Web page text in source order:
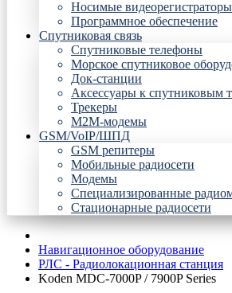
Носимые видеорегистраторы
Программное обеспечение
Спутниковая связь
Спутниковые телефоны
Морское спутниковое
Док-станции
Аксессуары к спутниковым
Трекеры
М2М-модемы
GSM/VoIP/ШПД
GSM репитеры
Мобильные радиосети
Модемы
Специализированные
Стационарные радиосети
Навигационное оборудование
РЛС - Радиолокационная станция
Koden MDC-7000P / 7900P Series